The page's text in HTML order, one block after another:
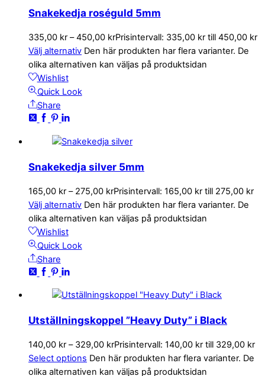
Snakekedja roséguld 5mm
335,00 kr – 450,00 krPrisintervall: 335,00 kr till 450,00 kr
Välj alternativ Den här produkten har flera varianter. De
olika alternativen kan väljas på produktsidan
Wishlist
Quick Look
Share
Snakekedja silver 5mm
165,00 kr – 275,00 krPrisintervall: 165,00 kr till 275,00 kr
Välj alternativ Den här produkten har flera varianter. De
olika alternativen kan väljas på produktsidan
Wishlist
Quick Look
Share
Utställningskoppel ”Heavy Duty” i Black
140,00 kr – 329,00 krPrisintervall: 140,00 kr till 329,00 kr
Select options Den här produkten har flera varianter. De
olika alternativen kan väljas på produktsidan